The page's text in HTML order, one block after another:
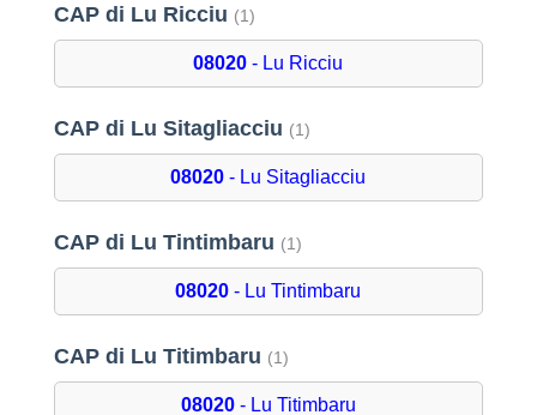
CAP di Lu Ricciu (1)
08020 - Lu Ricciu
CAP di Lu Sitagliacciu (1)
08020 - Lu Sitagliacciu
CAP di Lu Tintimbaru (1)
08020 - Lu Tintimbaru
CAP di Lu Titimbaru (1)
08020- Lu Titimbaru